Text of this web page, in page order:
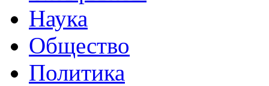
Наука
Общество
Политика